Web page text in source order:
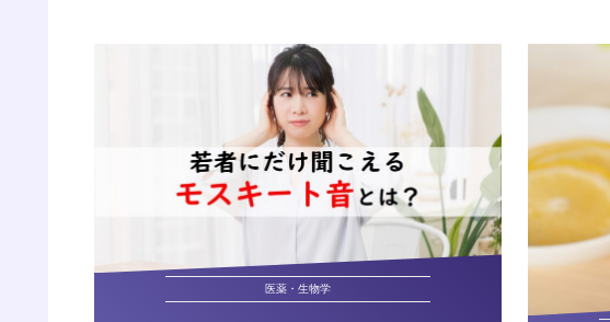
医薬・生物学